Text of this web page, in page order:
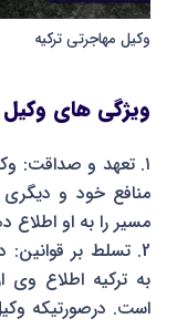
وکیل مهاجرتی ترکیه
ویژگی های وکیل
۱. تعهد و صداقت:
منافع خود و
مسیر را به او اطلاع
2. تسلط بر قوانین:
به ترکیه اطلاع وی
است. درصورتیکه